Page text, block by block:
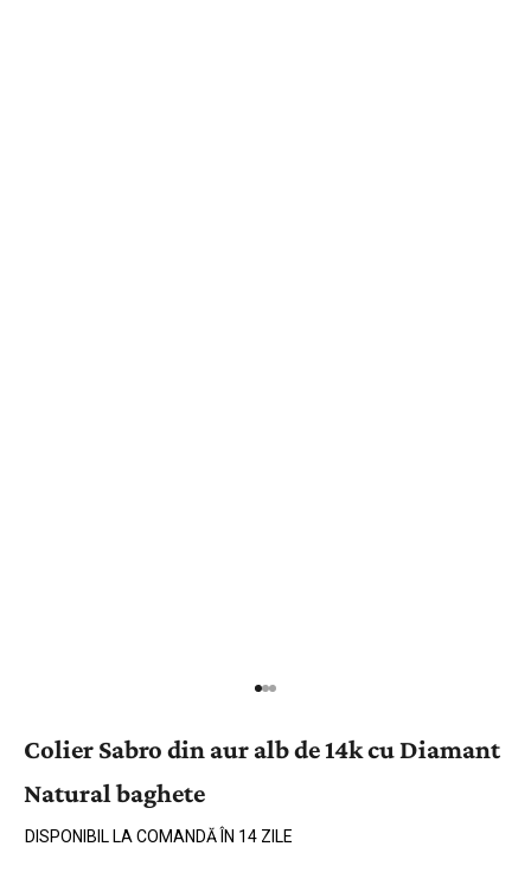
Colier Sabro din aur alb de 14k cu Diamant
Natural baghete
DISPONIBIL LA COMANDĂ ÎN 14 ZILE